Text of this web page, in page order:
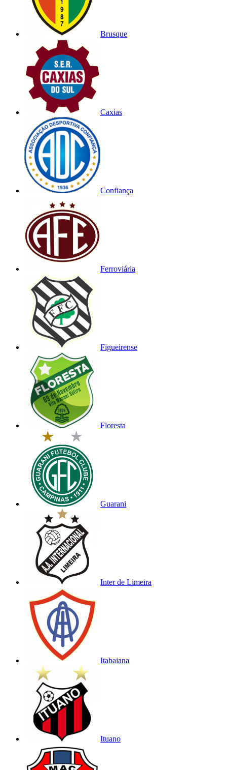
Brusque
Caxias
Confiança
Ferroviária
Figueirense
Floresta
Guarani
Inter de Limeira
Itabaiana
Ituano